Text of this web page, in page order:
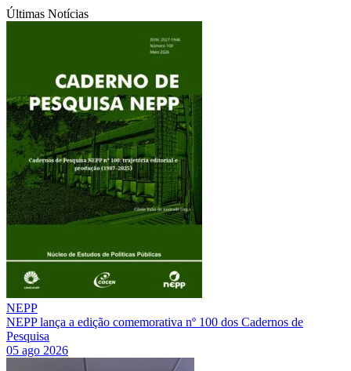
Últimas Notícias
NEPP
NEPP lança a edição comemorativa nº 100 dos Cadernos de
Pesquisa
05 ago 2026